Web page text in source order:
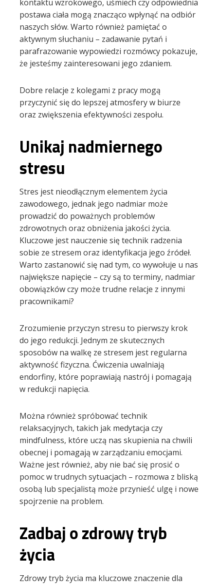
kontaktu wzrokowego, uśmiech czy odpowiednia
postawa ciała mogą znacząco wpłynąć na odbiór
naszych słów. Warto również pamiętać o
aktywnym słuchaniu – zadawanie pytań i
parafrazowanie wypowiedzi rozmówcy pokazuje,
że jesteśmy zainteresowani jego zdaniem.
Dobre relacje z kolegami z pracy mogą
przyczynić się do lepszej atmosfery w biurze
oraz zwiększenia efektywności zespołu.
Unikaj nadmiernego
stresu
Stres jest nieodłącznym elementem życia
zawodowego, jednak jego nadmiar może
prowadzić do poważnych problemów
zdrowotnych oraz obniżenia jakości życia.
Kluczowe jest nauczenie się technik radzenia
sobie ze stresem oraz identyfikacja jego źródeł.
Warto zastanowić się nad tym, co wywołuje u nas
największe napięcie – czy są to terminy, nadmiar
obowiązków czy może trudne relacje z innymi
pracownikami?
Zrozumienie przyczyn stresu to pierwszy krok
do jego redukcji. Jednym ze skutecznych
sposobów na walkę ze stresem jest regularna
aktywność fizyczna. Ćwiczenia uwalniają
endorfiny, które poprawiają nastrój i pomagają
w redukcji napięcia.
Można również spróbować technik
relaksacyjnych, takich jak medytacja czy
mindfulness, które uczą nas skupienia na chwili
obecnej i pomagają w zarządzaniu emocjami.
Ważne jest również, aby nie bać się prosić o
pomoc w trudnych sytuacjach – rozmowa z bliską
osobą lub specjalistą może przynieść ulgę i nowe
spojrzenie na problem.
Zadbaj o zdrowy tryb
życia
Zdrowy tryb życia ma kluczowe znaczenie dla